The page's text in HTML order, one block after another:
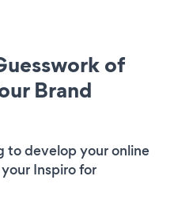
of
Brand
to develop your online
Inspiro for